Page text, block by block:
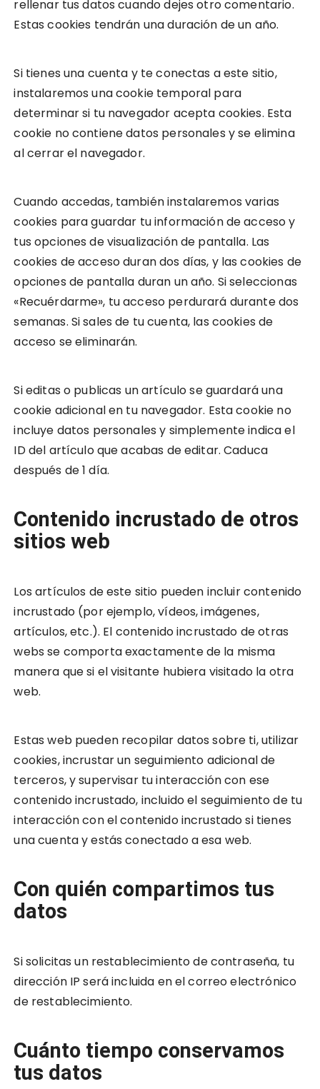
rellenar tus datos cuando dejes otro comentario.
Estas cookies tendrán una duración de un año.
Si tienes una cuenta y te conectas a este sitio,
instalaremos una cookie temporal para
determinar si tu navegador acepta cookies. Esta
cookie no contiene datos personales y se elimina
al cerrar el navegador.
Cuando accedas, también instalaremos varias
cookies para guardar tu información de acceso y
tus opciones de visualización de pantalla. Las
cookies de acceso duran dos días, y las cookies de
opciones de pantalla duran un año. Si seleccionas
«Recuérdarme», tu acceso perdurará durante dos
semanas. Si sales de tu cuenta, las cookies de
acceso se eliminarán.
Si editas o publicas un artículo se guardará una
cookie adicional en tu navegador. Esta cookie no
incluye datos personales y simplemente indica el
ID del artículo que acabas de editar. Caduca
después de 1 día.
Contenido incrustado de otros
sitios web
Los artículos de este sitio pueden incluir contenido
incrustado (por ejemplo, vídeos, imágenes,
artículos, etc.). El contenido incrustado de otras
webs se comporta exactamente de la misma
manera que si el visitante hubiera visitado la otra
web.
Estas web pueden recopilar datos sobre ti, utilizar
cookies, incrustar un seguimiento adicional de
terceros, y supervisar tu interacción con ese
contenido incrustado, incluido el seguimiento de tu
interacción con el contenido incrustado si tienes
una cuenta y estás conectado a esa web.
Con quién compartimos tus
datos
Si solicitas un restablecimiento de contraseña, tu
dirección IP será incluida en el correo electrónico
de restablecimiento.
Cuánto tiempo conservamos
tus datos